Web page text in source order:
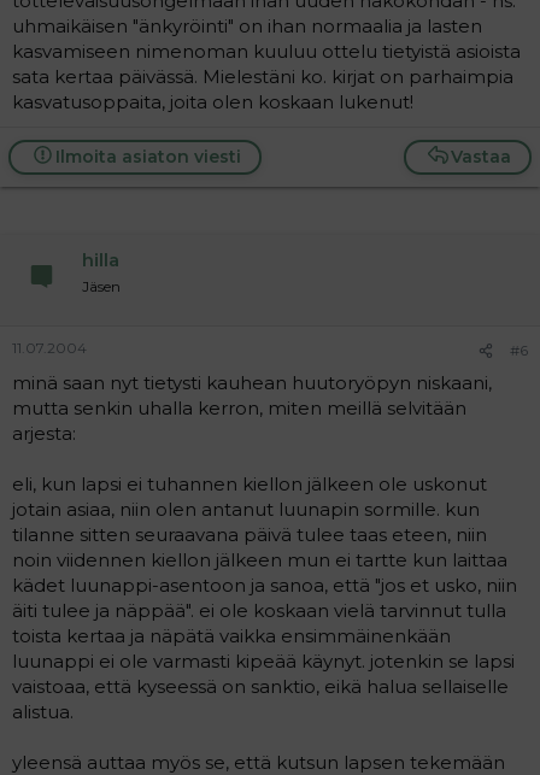
uhmaikäisen "änkyröinti" on ihan normaalia ja lasten
kasvamiseen nimenoman kuuluu ottelu tietyistä asioista
sata kertaa päivässä. Mielestäni ko. kirjat on parhaimpia
kasvatusoppaita, joita olen koskaan lukenut!
Vastaa
Ilmoita asiaton viesti
hilla
Jäsen
11.07.2004 #6
minä saan nyt tietysti kauhean huutoryöpyn niskaani,
mutta senkin uhalla kerron, miten meillä selvitään
arjesta:
eli, kun lapsi ei tuhannen kiellon jälkeen ole uskonut
jotain asiaa, niin olen antanut luunapin sormille. kun
tilanne sitten seuraavana päivä tulee taas eteen, niin
noin viidennen kiellon jälkeen mun ei tartte kun laittaa
kädet luunappi-asentoon ja sanoa, että "jos et usko, niin
äiti tulee ja näppää". ei ole koskaan vielä tarvinnut tulla
toista kertaa ja näpätä vaikka ensimmäinenkään
luunappi ei ole varmasti kipeää käynyt. jotenkin se lapsi
vaistoaa, että kyseessä on sanktio, eikä halua sellaiselle
alistua.
yleensä auttaa myös se, että kutsun lapsen tekemään